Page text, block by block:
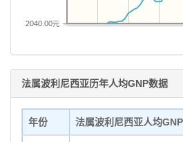
2040.00元
法属波利尼西亚历年人均GNP数据
年份 法属波利尼西亚人均